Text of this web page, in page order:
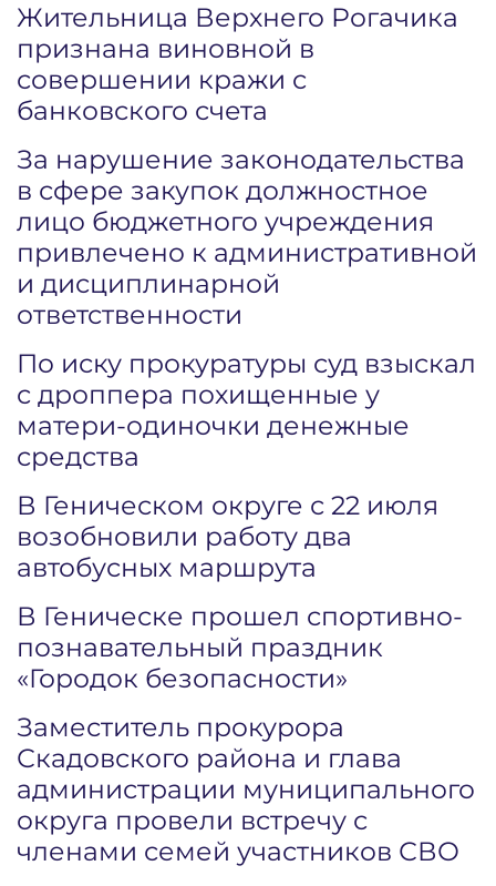
Жительница Верхнего Рогачика
признана виновной в
совершении кражи с
банковского счета
За нарушение законодательства
в сфере закупок должностное
лицо бюджетного учреждения
привлечено к административной
и дисциплинарной
ответственности
По иску прокуратуры суд взыскал
с дроппера похищенные у
матери-одиночки денежные
средства
В Геническом округе с 22 июля
возобновили работу два
автобусных маршрута
В Геническе прошел спортивно-
познавательный праздник
«Городок безопасности»
Заместитель прокурора
Скадовского района и глава
администрации муниципального
округа провели встречу с
членами семей участников СВО